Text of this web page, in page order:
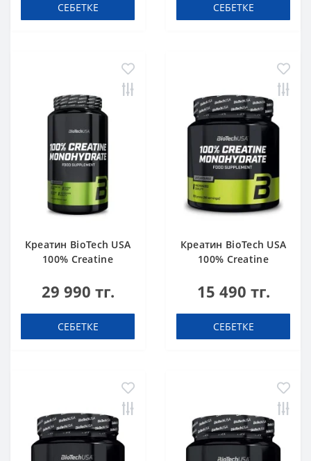
СЕБЕТКЕ СЕБЕТКЕ
Креатин BioTech USA
100% Creatine
29 990 тг.
СЕБЕТКЕ
Креатин BioTech USA
100% Creatine
15 490 тг.
СЕБЕТКЕ